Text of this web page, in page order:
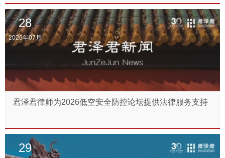
28
2026年07月
君泽君律师为2026低空安全防控论坛提供法律服务支持
29